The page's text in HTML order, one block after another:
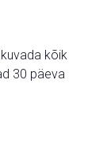
kõik
30 päeva